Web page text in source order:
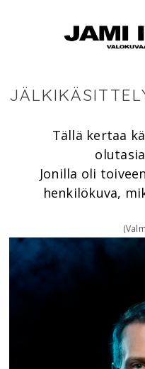
Tällä kertaa
Jonilla oli
henkilökuva,